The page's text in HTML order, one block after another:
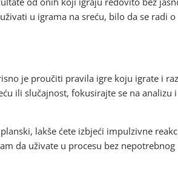
u igrama na sreću, bilo da se radi o
je proučiti pravila igre koju igrate i
ili slučajnost, fokusirajte se na analizu i
lakše ćete izbjeći impulzivne
da uživate u procesu bez nepotrebnog